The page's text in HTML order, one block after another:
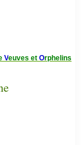
Veuves et Orphelins